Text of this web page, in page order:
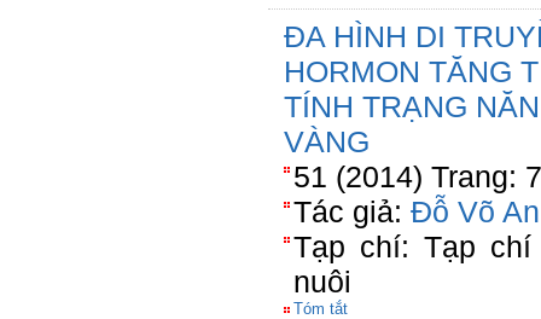
ĐA HÌNH DI
HORMON TĂNG
TÍNH TRẠNG
VÀNG
51 (2014) Trang:
Tác giả: Đỗ Võ
Tạp chí: Tạp chí
nuôi
Tóm tắt